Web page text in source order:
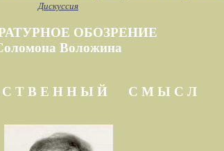
Дискуссия
ОБОЗРЕНИЕ
Воложина
С Т В Е Н Н Ы Й С М Ы С Л